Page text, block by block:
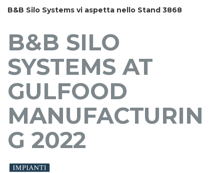
B&B Silo Systems vi aspetta nello Stand 3868
B&B SILO
SYSTEMS AT
GULFOOD
MANUFACTURIN
G 2022